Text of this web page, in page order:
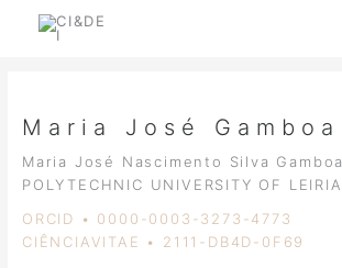
Maria José Gamboa
Maria José Nascimento Silva Gamboa
POLYTECHNIC UNIVERSITY OF LEIRIA
ORCID • 0000-0003-3273-4773
CIÊNCIAVITAE • 2111-DB4D-0F69